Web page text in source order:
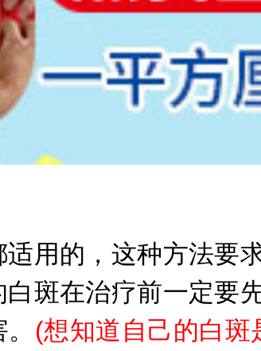
的，这种方法要求
斑在治疗前一定要
(想知道自己的白斑